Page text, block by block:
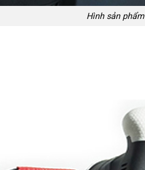
Hình sản phẩm